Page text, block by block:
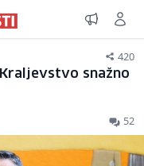
420
snažno
52